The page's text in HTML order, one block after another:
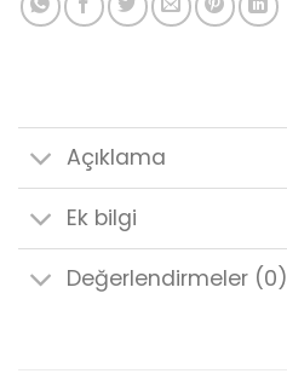
Açıklama
Ek bilgi
Değerlendirmeler (0)